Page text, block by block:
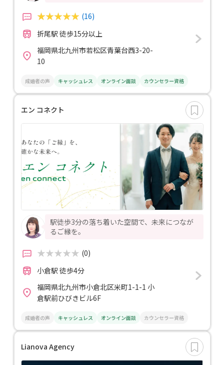
(16)
折尾駅 徒歩15分以上
福岡県北九州市若松区青葉台西3-20-
10
成婚者の声 キャッシュレス オンライン面談 カウンセラー資格
エン コネクト
駅徒歩3分の落ち着いた空間で、未来につなが
るご縁を。
(0)
小倉駅 徒歩4分
福岡県北九州市小倉北区米町1-1-1 小
倉駅前ひびきビル6F
成婚者の声 キャッシュレス オンライン面談 カウンセラー資格
Lianova Agency